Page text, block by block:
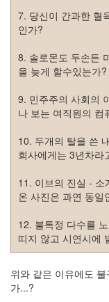
7. 당신이 간과한 혈
인가?
8. 솔로몬도 두손든
을 늦게 할수있는가?
9. 민주주의 사회의
나 보는 여직원의 컴
10. 두개의 탈을 쓴
회사에게는 3년차라
11. 이브의 진실 -
온 사진은 과연 동일
12. 불특정 다수를
띠지 않고 시연시에
위와 같은 이유에도
가...?
공
소
프